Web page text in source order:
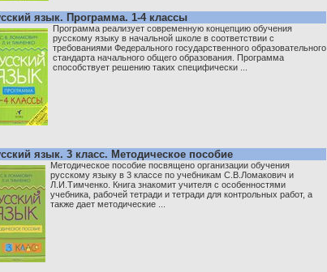
язык. Программа. 1-4 классы
Программа реализует современную концепцию обучения
русскому языку в начальной школе в соответствии с
требованиями Федерального государственного образовательного
стандарта начального общего образования. Программа
способствует решению таких специфически ...
язык. 3 класс. Методическое пособие
Методическое пособие посвящено организации обучения
русскому языку в 3 классе по учебникам С.В.Ломакович и
Л.И.Тимченко. Книга знакомит учителя с особенностями
учебника, рабочей тетради и тетради для контрольных работ, а
также дает методические ...